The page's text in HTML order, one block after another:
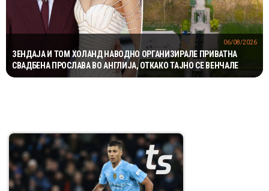
ЗЕНДАЈА И ТОМ ХОЛАНД НАВОДНО ОРГАНИЗИРАЛЕ ПРИВАТНА
СВАДБЕНА ПРОСЛАВА ВО АНГЛИЈА, ОТКАКО ТАЈНО СЕ ВЕНЧАЛЕ
06/08/2026